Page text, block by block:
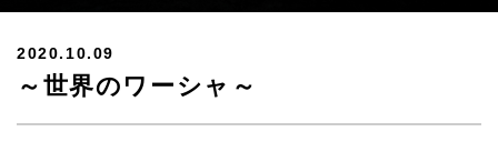
2020.10.09
～世界のワーシャ～